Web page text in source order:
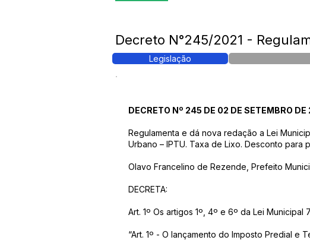
Decreto N°245/2021 -
Legislação
DECRETO Nº 245 DE 02 DE SETEMBRO DE
Regulamenta e dá nova redação a Lei
Urbano – IPTU. Taxa de Lixo. Desconto para
Olavo Francelino de Rezende, Prefeito
DECRETA:
Art. 1º Os artigos 1º, 4º e 6º da Lei
“Art. 1º - O lançamento do Imposto Predial e